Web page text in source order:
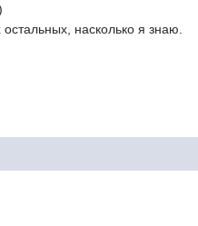
насколько я знаю.